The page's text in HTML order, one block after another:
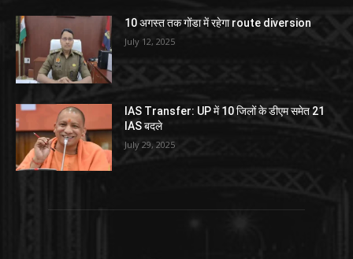
10 अगस्त तक गोंडा में रहेगा route diversion
July 12, 2025
IAS Transfer: UP में 10 जिलों के डीएम समेत 21
IAS बदले
July 29, 2025